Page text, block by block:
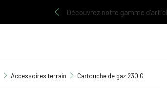
Découvrez notre gamme
Accessoires terrain Cartouche de gaz 230 G